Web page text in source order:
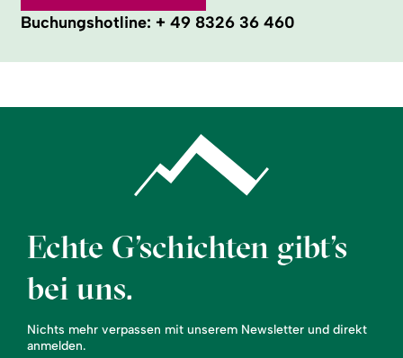
Buchungshotline: + 49 8326 36 460
Echte G’schichten gibt’s
bei uns.
Nichts mehr verpassen mit unserem Newsletter und direkt
anmelden.